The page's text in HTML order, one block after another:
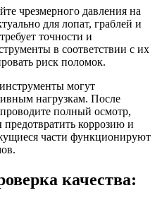
чрезмерного давления на
для лопат, граблей и
точности и
в соответствии с их
риск поломок.
могут
нагрузкам. После
проводите полный осмотр,
коррозию и
части функционируют
качества: